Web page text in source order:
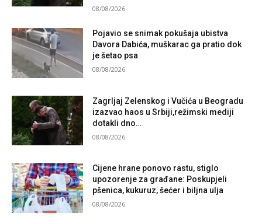
08/08/2026
Pojavio se snimak pokušaja ubistva
Davora Dabića, muškarac ga pratio dok
je šetao psa
08/08/2026
Zagrljaj Zelenskog i Vučića u Beogradu
izazvao haos u Srbiji,režimski mediji
dotakli dno…
08/08/2026
Cijene hrane ponovo rastu, stiglo
upozorenje za građane: Poskupjeli
pšenica, kukuruz, šećer i biljna ulja
08/08/2026